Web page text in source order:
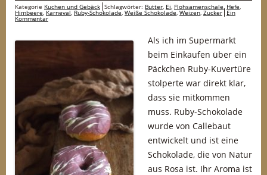
Kategorie Kuchen und Gebäck Schlagwörter: Butter, Ei, Flohsamenschale, Hefe,
Himbeere,Karneval,Ruby-Schokolade, Weiße Schokolade,Weizen,Zucker Ein
Kommentar
Als ich im Supermarkt
beim Einkaufen über ein
Päckchen Ruby-Kuvertüre
stolperte war direkt klar,
dass sie mitkommen
muss. Ruby-Schokolade
wurde von Callebaut
entwickelt und ist eine
Schokolade, die von Natur
aus Rosa ist. Ihr Aroma ist